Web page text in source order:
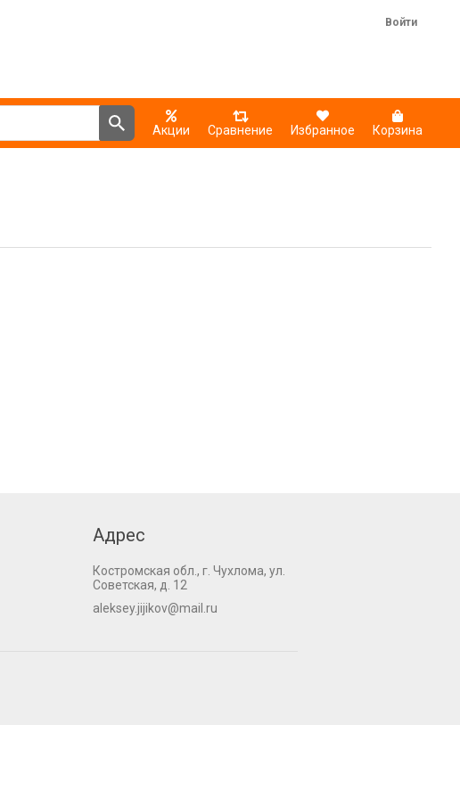
Войти
Акции Сравнение Избранное Корзина
Адрес
Костромская обл., г. Чухлома, ул.
Советская, д. 12
aleksey.jijikov@mail.ru